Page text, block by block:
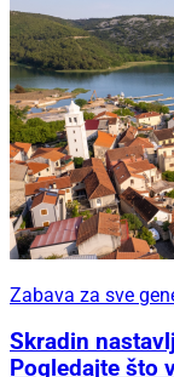
Zabava za sve
Skradin
Pogledajte što